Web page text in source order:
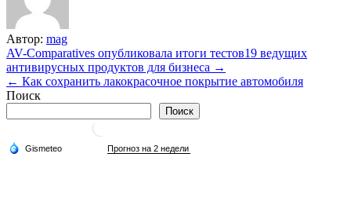
Автор: mag
Навигация
по
записям
AV-Comparatives опубликовала итоги тестов19 ведущих
антивирусных продуктов для бизнеса →
← Как сохранить лакокрасочное покрытие автомобиля
Поиск
Поиск